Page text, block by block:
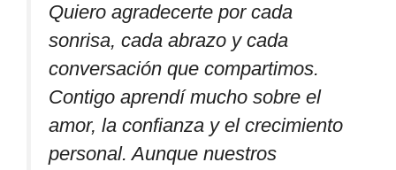
Quiero agradecerte por cada
sonrisa, cada abrazo y cada
conversación que compartimos.
Contigo aprendí mucho sobre el
amor, la confianza y el crecimiento
personal. Aunque nuestros